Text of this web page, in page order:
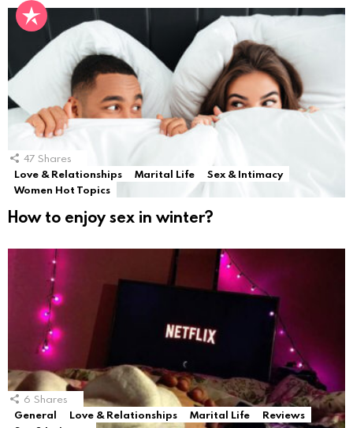
47 Shares
Love & Relationships
Marital Life
Sex & Intimacy
Women Hot Topics
How to enjoy sex in winter?
6 Shares
General
Love & Relationships Marital Life
Reviews